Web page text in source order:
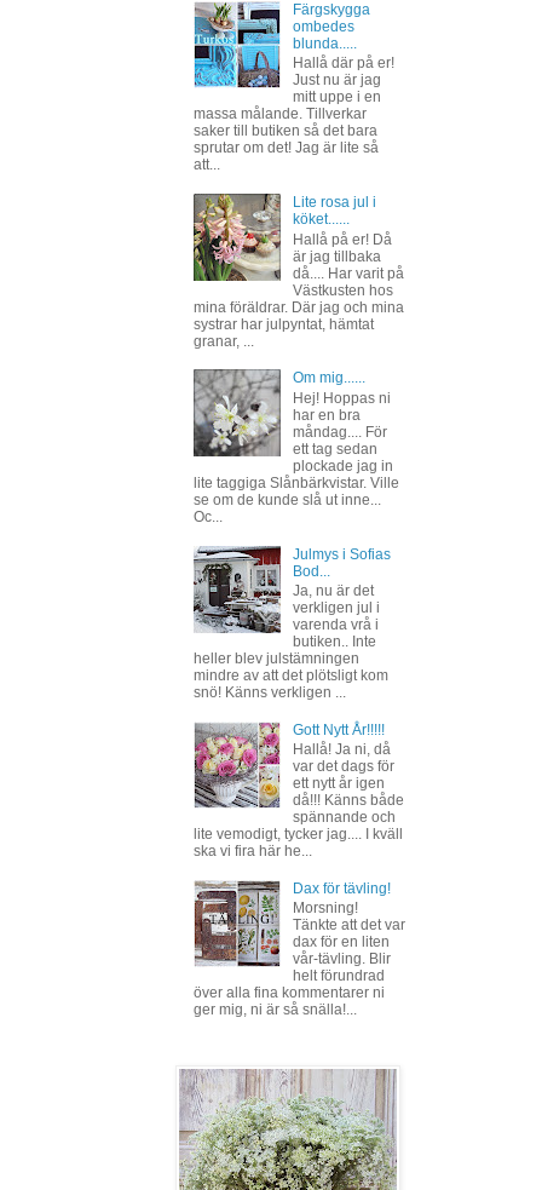
Färgskygga
ombedes
blunda.....
Hallå där på er!
Just nu är jag
mitt uppe i en
massa målande. Tillverkar
saker till butiken så det bara
sprutar om det! Jag är lite så
att...
Lite rosa jul i
köket......
Hallå på er! Då
är jag tillbaka
då.... Har varit på
Västkusten hos
mina föräldrar. Där jag och mina
systrar har julpyntat, hämtat
granar, ...
Om mig......
Hej! Hoppas ni
har en bra
måndag.... För
ett tag sedan
plockade jag in
lite taggiga Slånbärkvistar. Ville
se om de kunde slå ut inne...
Oc...
Julmys i Sofias
Bod...
Ja, nu är det
verkligen jul i
varenda vrå i
butiken.. Inte
heller blev julstämningen
mindre av att det plötsligt kom
snö! Känns verkligen ...
Gott Nytt År!!!!!
Hallå! Ja ni, då
var det dags för
ett nytt år igen
då!!! Känns både
spännande och
lite vemodigt, tycker jag.... I kväll
ska vi fira här he...
Dax för tävling!
Morsning!
Tänkte att det var
dax för en liten
vår-tävling. Blir
helt förundrad
över alla fina kommentarer ni
ger mig, ni är så snälla!...